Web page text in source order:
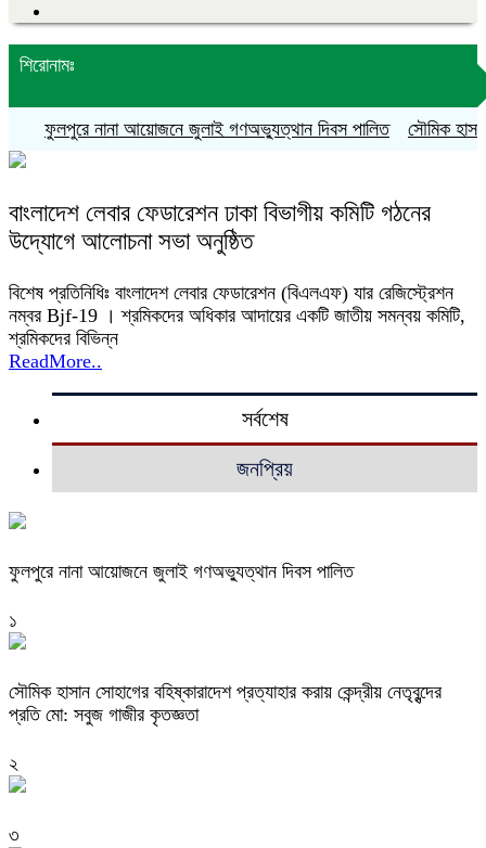
শিরোনামঃ
ফুলপুরে নানা আয়োজনে জুলাই গণঅভ্যুত্থান দিবস পালিত সৌমিক
বাংলাদেশ লেবার ফেডারেশন ঢাকা বিভাগীয় কমিটি গঠনের
উদ্যোগে আলোচনা সভা অনুষ্ঠিত
বিশেষ প্রতিনিধিঃ বাংলাদেশ লেবার ফেডারেশন (বিএলএফ) যার রেজিস্ট্রেশন
নম্বর Bjf-19 । শ্রমিকদের অধিকার আদায়ের একটি জাতীয় সমন্বয় কমিটি,
শ্রমিকদের বিভিন্ন
ReadMore..
সর্বশেষ
জনপ্রিয়
ফুলপুরে নানা আয়োজনে জুলাই গণঅভ্যুত্থান দিবস পালিত
১
সৌমিক হাসান সোহাগের বহিষ্কারাদেশ প্রত্যাহার করায় কেন্দ্রীয় নেতৃবৃন্দের
প্রতি মো: সবুজ গাজীর কৃতজ্ঞতা
২
৩